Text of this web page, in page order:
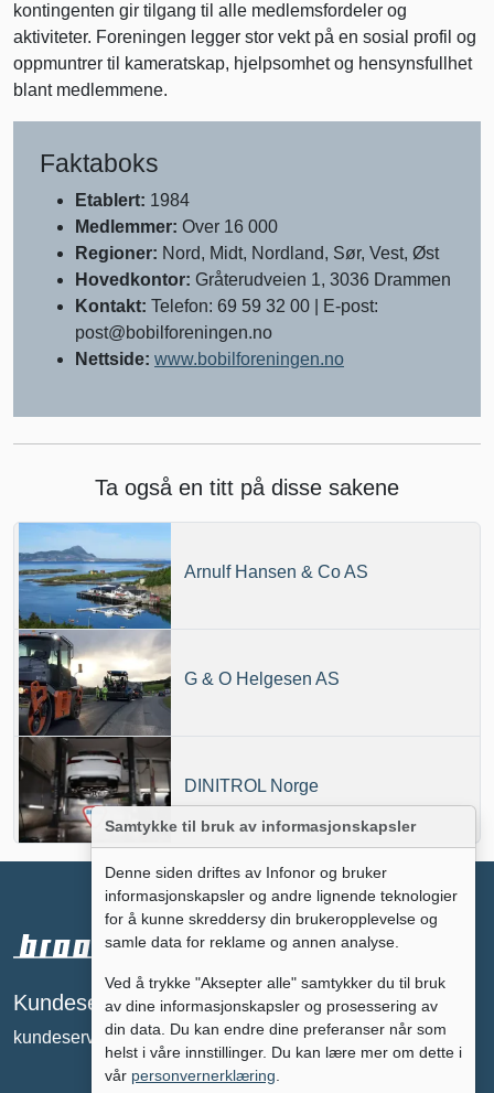
kontingenten gir tilgang til alle medlemsfordeler og
aktiviteter. Foreningen legger stor vekt på en sosial profil og
oppmuntrer til kameratskap, hjelpsomhet og hensynsfullhet
blant medlemmene.
Faktaboks
Etablert: 1984
Medlemmer: Over 16 000
Regioner: Nord, Midt, Nordland, Sør, Vest, Øst
Hovedkontor: Gråterudveien 1, 3036 Drammen
Kontakt: Telefon: 69 59 32 00 | E-post:
post@bobilforeningen.no
Nettside: www.bobilforeningen.no
Ta også en titt på disse sakene
Arnulf Hansen & Co AS
G & O Helgesen AS
DINITROL Norge
Kundeservice
kundeservice@broomguiden.no
Annonsere på
broomguiden?
tc@broomguiden.no
Samtykke til bruk av informasjonskapsler
Denne siden driftes av Infonor og bruker
informasjonskapsler og andre lignende teknologier
for å kunne skreddersy din brukeropplevelse og
samle data for reklame og annen analyse.
Ved å trykke "Aksepter alle" samtykker du til bruk
av dine informasjonskapsler og prosessering av
din data. Du kan endre dine preferanser når som
helst i våre innstillinger. Du kan lære mer om dette i
vår personvernerklæring